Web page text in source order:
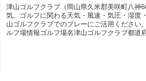
津山ゴルフクラブ（岡山県久米郡美咲町八神
気。ゴルフに関わる天気・風速・気圧・湿度
山ゴルフクラブでのプレーにご活用ください
ルフ場情報ゴルフ場名津山ゴルフクラブ都道